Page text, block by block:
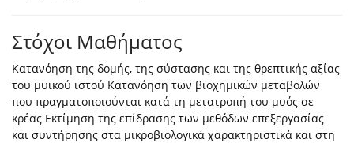
Στόχοι Μαθήματος
Κατανόηση της δομής, της σύστασης και της θρεπτικής αξίας
του μυικού ιστού Κατανόηση των βιοχημικών μεταβολών
που πραγματοποιούνται κατά τη μετατροπή του μυός σε
κρέας Εκτίμηση της επίδρασης των μεθόδων επεξεργασίας
και συντήρησης στα μικροβιολογικά χαρακτηριστικά και στη